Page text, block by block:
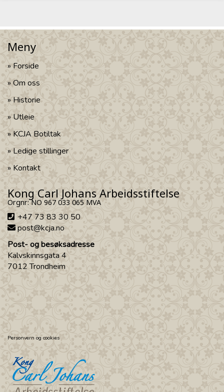
Meny
Forside
Om oss
Historie
Utleie
KCJA Botiltak
Ledige stillinger
Kontakt
Kong Carl Johans Arbeidsstiftelse
Orgnr: NO 967 033 065 MVA
+47 73 83 30 50
post@kcja.no
Post- og besøksadresse
Kalvskinnsgata 4
7012 Trondheim
Personvern og cookies